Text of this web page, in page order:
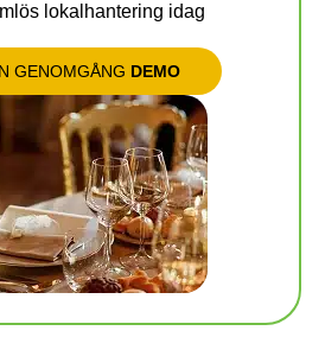
lokalhantering idag
GENOMGÅNG DEMO